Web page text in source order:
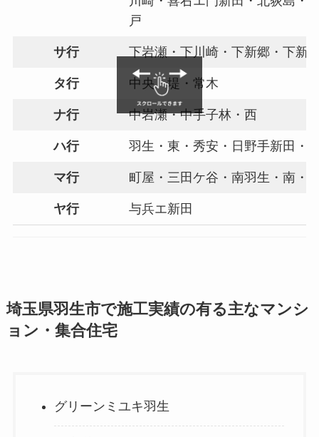
戸
サ行 下岩瀬・下川崎・下新郷・下新
タ行 中央・堤・常木
ナ行 中岩瀬・中手子林・西
ハ行 羽生・東・秀安・日野手新田・
マ行 町屋・三田ケ谷・南羽生・南・
ヤ行 与兵エ新田
埼玉県羽生市で施工実績の有る主なマンシ
ョン・集合住宅
グリーンミユキ羽生